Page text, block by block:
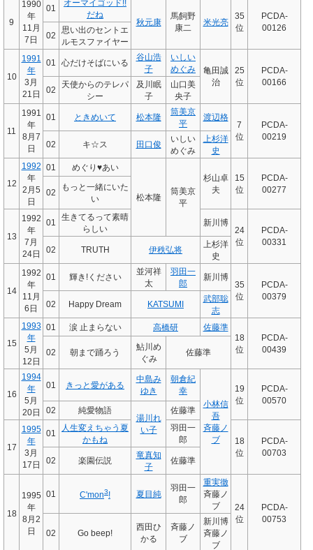
9
1990
年
11月
7日
01
オーマイゴッド!!
だね
秋元康
馬飼野
康二
米光亮
35
位
PCDA-
00126
02
思い出のセントエ
ルモスファイヤー
10
1991
年
3月
21日
01 心だけそばにいる
谷山浩
子
いしい
めぐみ
亀田誠
治
25
位
PCDA-
00166
02
天使からのテレパ
シー
及川眠
子
山口美
央子
11
1991
年
8月7
日
01 ときめいて 松本隆
筒美京
平
渡辺格
7
位
PCDA-
00219
02
キ☆ス 田口俊
いしい
めぐみ
上杉洋
史
12
1992
年
2月5
日
01 めぐり♥あい
松本隆
筒美京
平
杉山卓
夫
15
位
PCDA-
00277
02
もっと一緒にいた
い
13
1992
年
7月
24日
01
生きてるって素晴
らしい
新川博
24
位
PCDA-
00331
02
TRUTH 伊秩弘将
上杉洋
史
14
1992
年
11月
6日
01 輝き!ください
並河祥
太
羽田一
郎
新川博
35
位
PCDA-
00379
02
Happy Dream KATSUMI
武部聡
志
15
1993
年
5月
12日
01 涙 止まらない 高橋研
佐藤準
18
位
PCDA-
00439
02 朝まで踊ろう
鮎川め
ぐみ
佐藤準
16
1994
年
5月
20日
01 きっと愛がある
中島み
ゆき
朝倉紀
幸
小林信
吾
斉藤ノ
ブ
19
位
PCDA-
00570
02
純愛物語
湯川れ
い子
佐藤準
17
1995
年
3月
17日
01
人生変えちゃう夏
かもね
羽田一
郎
18
位
PCDA-
00703
02
楽園伝説
竜真知
子
佐藤準
18
1995
年
8月2
日
01 C'mon3! 夏目純
羽田一
郎
重実徹
斉藤ノ
ブ
24
位
PCDA-
00753
02
Go beep!
西田ひ
かる
斉藤ノ
ブ
新川博
斉藤ノ
ブ